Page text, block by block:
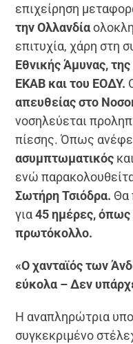
επιχείρηση
την Ολλανδία
επιτυχία, χάρη στη
Εθνικής Άμυνας,
ΕΚΑΒ και του ΕΟΔΥ.
απευθείας στο
νοσηλεύεται
πίεσης. Όπως
ασυμπτωματικός
ενώ
Σωτήρη Τσιόδρα. Θα
για45 ημέρες, όπως
πρωτόκολλο.
«Ο χανταϊός των
εύκολα – Δεν
Η αναπληρώτρια
συγκεκριμένο